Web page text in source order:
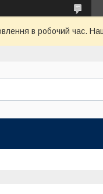
в робочий час.